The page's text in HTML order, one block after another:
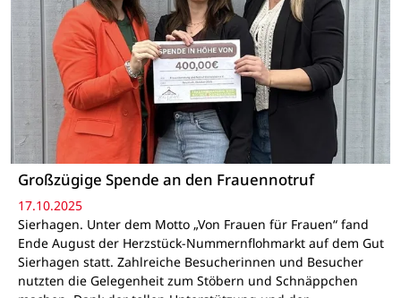
Großzügige Spende an den Frauennotruf
17.10.2025
Sierhagen. Unter dem Motto „Von Frauen für Frauen“ fand
Ende August der Herzstück-Nummernflohmarkt auf dem Gut
Sierhagen statt. Zahlreiche Besucherinnen und Besucher
nutzten die Gelegenheit zum Stöbern und Schnäppchen